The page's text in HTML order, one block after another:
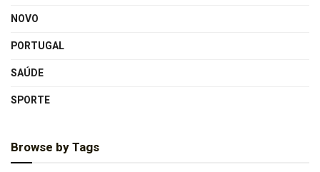
NOVO
PORTUGAL
SAÚDE
SPORTE
Browse by Tags